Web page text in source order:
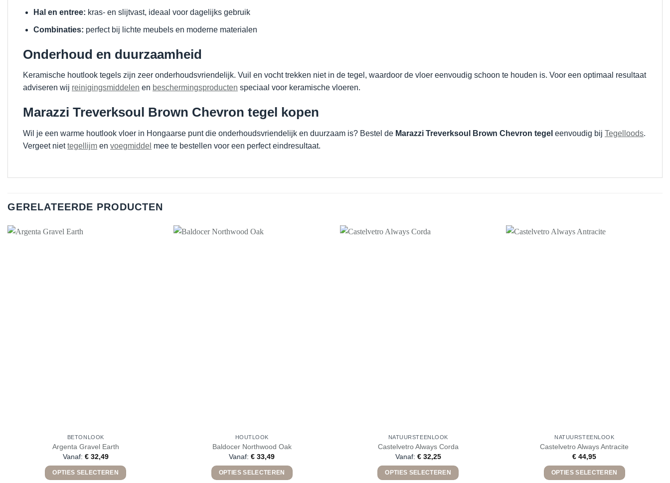
Hal en entree: kras- en slijtvast, ideaal voor dagelijks gebruik
Combinaties: perfect bij lichte meubels en moderne materialen
Onderhoud en duurzaamheid
Keramische houtlook tegels zijn zeer onderhoudsvriendelijk. Vuil en vocht trekken niet in de tegel, waardoor de vloer eenvoudig schoon te houden is. Voor een optimaal resultaat
adviseren wij reinigingsmiddelen en beschermingsproducten speciaal voor keramische vloeren.
Marazzi Treverksoul Brown Chevron tegel kopen
Wil je een warme houtlook vloer in Hongaarse punt die onderhoudsvriendelijk en duurzaam is? Bestel de Marazzi Treverksoul Brown Chevron tegel eenvoudig bij Tegelloods.
Vergeet niettegellijm en voegmiddel mee te bestellen voor een perfect eindresultaat.
GERELATEERDE PRODUCTEN
BETONLOOK
Argenta Gravel Earth
Vanaf: €32,49
OPTIES SELECTEREN
HOUTLOOK
Baldocer Northwood Oak
Vanaf:€ 33,49
OPTIES SELECTEREN
NATUURSTEENLOOK
Castelvetro Always Corda
Vanaf: €32,25
OPTIES SELECTEREN
NATUURSTEENLOOK
Castelvetro Always Antracite
€ 44,95
OPTIES SELECTEREN